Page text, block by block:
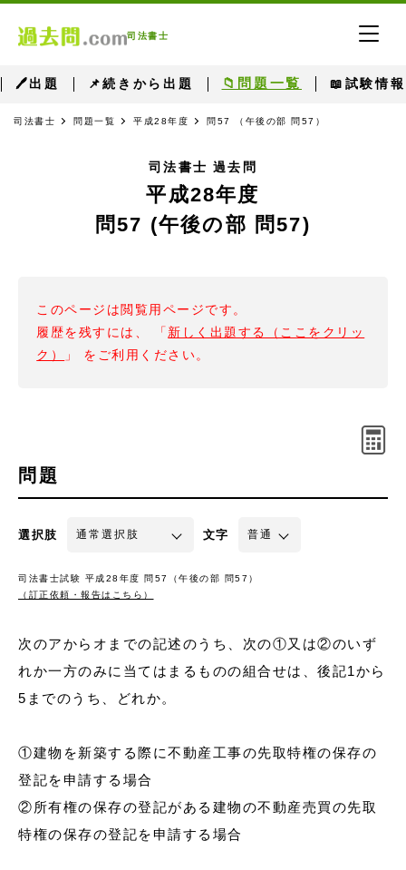
司法書士
🖊出題 📌続きから出題 📁問題一覧 📖試験情報
司法書士 問題一覧 平成28年度 問57 （午後の部 問57）
司法書士 過去問
平成28年度
問57 (午後の部 問57)
このページは閲覧用ページです。
履歴を残すには、 「 新しく出題する（ここをクリッ
ク）
」 をご利用ください。
問題
選択肢 文字
司法書士試験 平成28年度 問57（午後の部 問57）
（訂正依頼・報告はこちら）
次のアからオまでの記述のうち、次の①又は②のいず
れか一方のみに当てはまるものの組合せは、後記1から
5までのうち、どれか。
①建物を新築する際に不動産工事の先取特権の保存の
登記を申請する場合
②所有権の保存の登記がある建物の不動産売買の先取
特権の保存の登記を申請する場合